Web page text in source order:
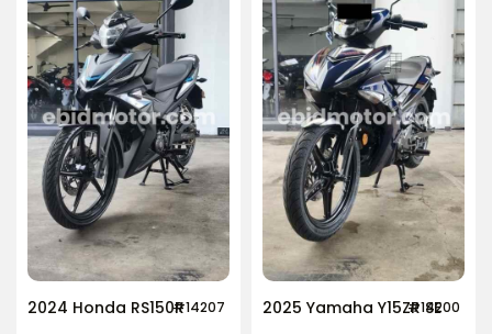
#14207
2024 Honda RS150R #14200
2025 Yamaha Y15ZR SE